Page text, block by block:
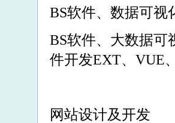
BS软件、数据可视
BS软件、大数据可
件开发EXT、VUE
网站设计及开发